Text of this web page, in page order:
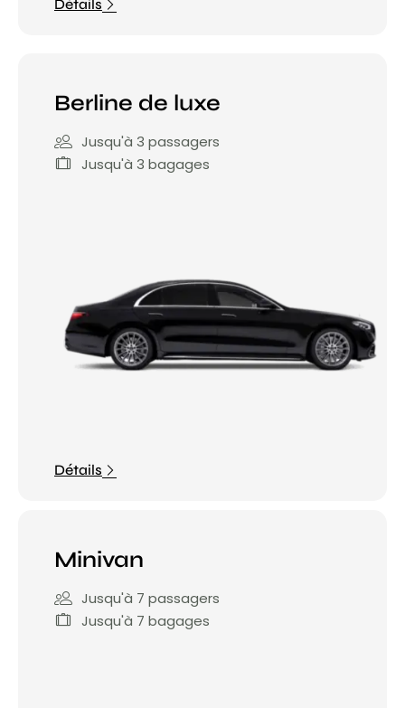
Détails
Berline de luxe
Jusqu'à 3 passagers
Jusqu'à 3 bagages
Détails
Minivan
Jusqu'à 7 passagers
Jusqu'à 7 bagages